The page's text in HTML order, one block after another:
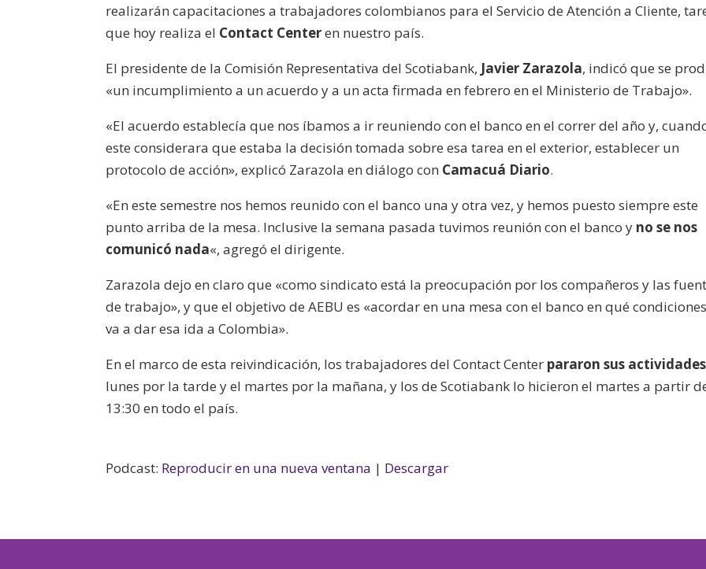
flecha
aumentar
o
disminuir
el
realizarán capacitaciones a trabajadores colombianos para el Servicio de Atención a Cliente,
que hoy realiza el Contact Centeren nuestro país.
El presidente de la Comisión Representativa del Scotiabank, Javier Zarazola, indicó que se
«un incumplimiento a un acuerdo y a un acta firmada en febrero en el Ministerio de Trabajo».
«El acuerdo establecía que nos íbamos a ir reuniendo con el banco en el correr del año y,
este considerara que estaba la decisión tomada sobre esa tarea en el exterior, establecer un
protocolo de acción», explicó Zarazola en diálogo con Camacuá Diario.
«En este semestre nos hemos reunido con el banco una y otra vez, y hemos puesto siempre este
punto arriba de la mesa. Inclusive la semana pasada tuvimos reunión con el banco y no se nos
comunicó nada«, agregó el dirigente.
Zarazola dejo en claro que «como sindicato está la preocupación por los compañeros y las
de trabajo», y que el objetivo de AEBU es «acordar en una mesa con el banco en qué
va a dar esa ida a Colombia».
En el marco de esta reivindicación, los trabajadores del Contact Center pararon sus actividades
lunes por la tarde y el martes por la mañana, y los de Scotiabank lo hicieron el martes a partir
13:30 en todo el país.
Podcast: Reproducir en una nueva ventana | Descargar